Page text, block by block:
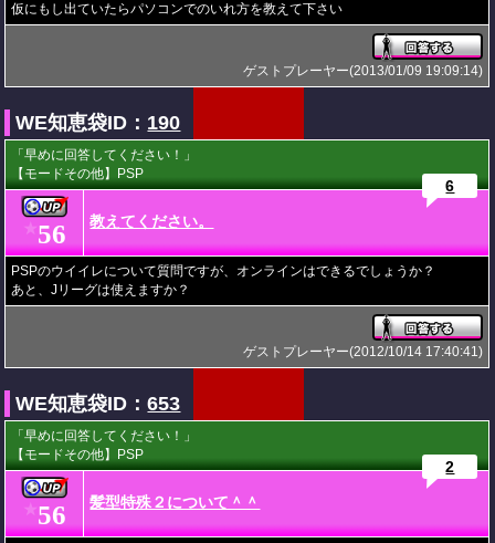
仮にもし出ていたらパソコンでのいれ方を教えて下さい
ゲストプレーヤー(2013/01/09 19:09:14)
WE知恵袋ID： 190
「早めに回答してください！」
【モードその他】PSP
★56 教えてください。
6
PSPのウイイレについて質問ですが、オンラインはできるでしょうか？
あと、Jリーグは使えますか？
ゲストプレーヤー(2012/10/14 17:40:41)
WE知恵袋ID：653
「早めに回答してください！」
【モードその他】PSP
★56 髪型特殊２について＾＾
2